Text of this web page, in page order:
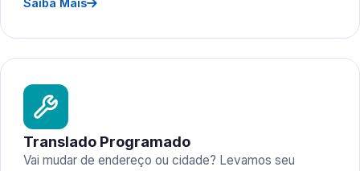
Saiba Mais
Translado Programado
Vai mudar de endereço ou cidade? Levamos seu